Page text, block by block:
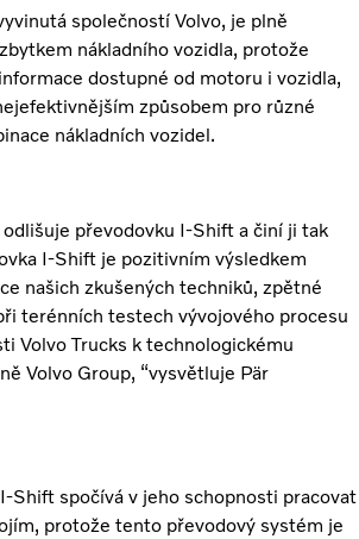
společností Volvo, je plně
nákladního vozidla, protože
dostupné od motoru i vozidla,
způsobem pro různé
nákladních vozidel.
převodovku I-Shift a činí ji tak
I-Shift je pozitivním výsledkem
našich zkušených techniků, zpětné
terénních testech vývojového procesu
Volvo Trucks k technologickému
Volvo Group, “vysvětluje Pär
Shift spočívá v jeho schopnosti pracovat
protože tento převodový systém je